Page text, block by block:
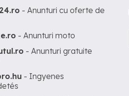
- Anunturi cu oferte de
- Anunturi moto
- Anunturi gratuite
- Ingyenes